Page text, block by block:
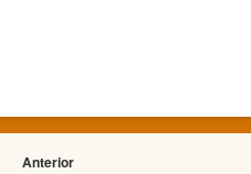
Anterior